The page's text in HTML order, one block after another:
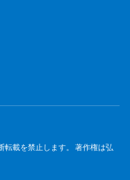
転載を禁止します。 著作権は弘